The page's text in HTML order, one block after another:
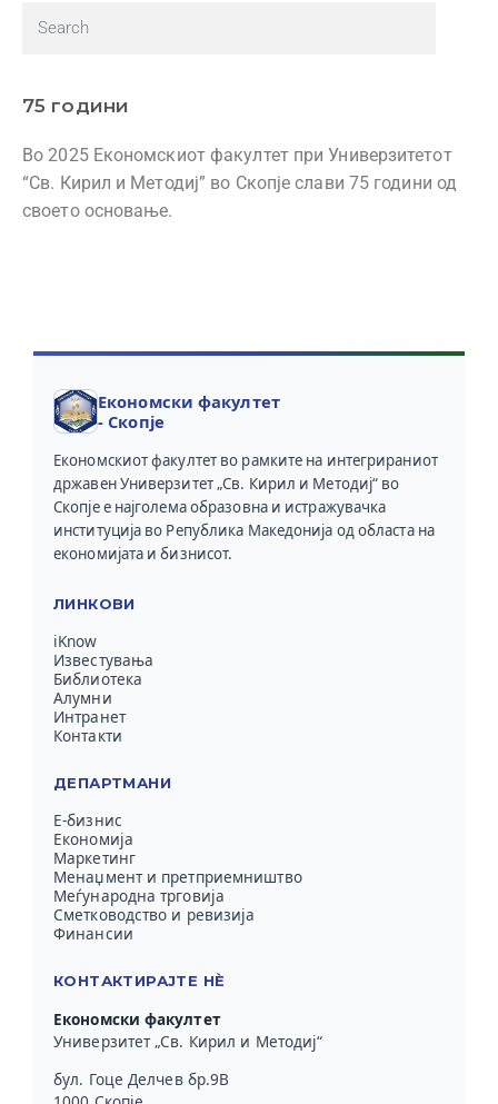
75 години
Во 2025 Економскиот факултет при Универзитетот
“Св. Кирил и Методиј” во Скопје слави 75 години од
своето основање.
Економски факултет
- Скопје
Економскиот факултет во рамките на интегрираниот
државен Универзитет „Св. Кирил и Методиј“ во
Скопје е најголема образовна и истражувачка
институција во Република Македонија од областа на
економијата и бизнисот.
ЛИНКОВИ
iKnow
Известувања
Библиотека
Алумни
Интранет
Контакти
ДЕПАРТМАНИ
Е-бизнис
Економија
Маркетинг
Менаџмент и претприемништво
Меѓународна трговија
Сметководство и ревизија
Финансии
КОНТАКТИРАЈТЕ НЀ
Економски факултет
Универзитет „Св. Кирил и Методиј“
бул. Гоце Делчев бр.9В